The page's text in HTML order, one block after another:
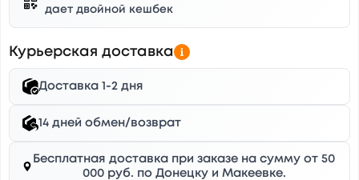
дает двойной кешбек
Курьерская доставка
Доставка 1-2 дня
14 дней обмен/возврат
Бесплатная доставка при заказе на сумму от 50
000 руб. по Донецку и Макеевке.